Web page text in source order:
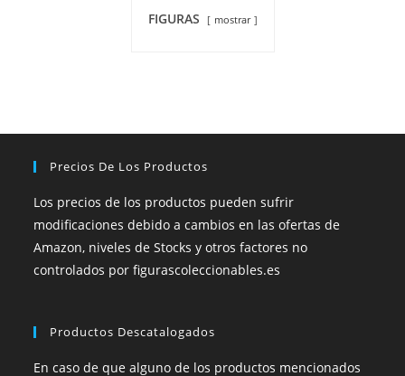
FIGURAS mostrar
Precios De Los Productos
Los precios de los productos pueden sufrir
modificaciones debido a cambios en las ofertas de
Amazon, niveles de Stocks y otros factores no
controlados por figurascoleccionables.es
Productos Descatalogados
En caso de que alguno de los productos mencionados